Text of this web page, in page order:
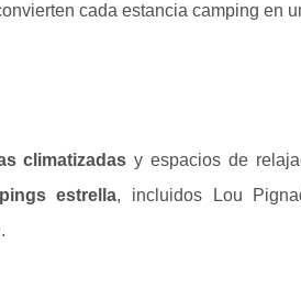
cada estancia camping en
climatizadas y espacios de
estrella, incluidos Lou